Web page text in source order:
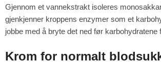
Gjennom et vannekstrakt isoleres
gjenkjenner kroppens enzymer som et
jobbe med å bryte det ned før karbohydratene
Krom for normalt